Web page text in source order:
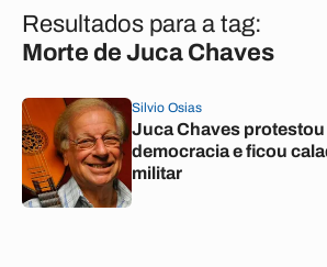
Resultados para a tag:
Morte de Juca Chaves
Silvio Osias
Juca Chaves protestou
democracia e ficou
militar